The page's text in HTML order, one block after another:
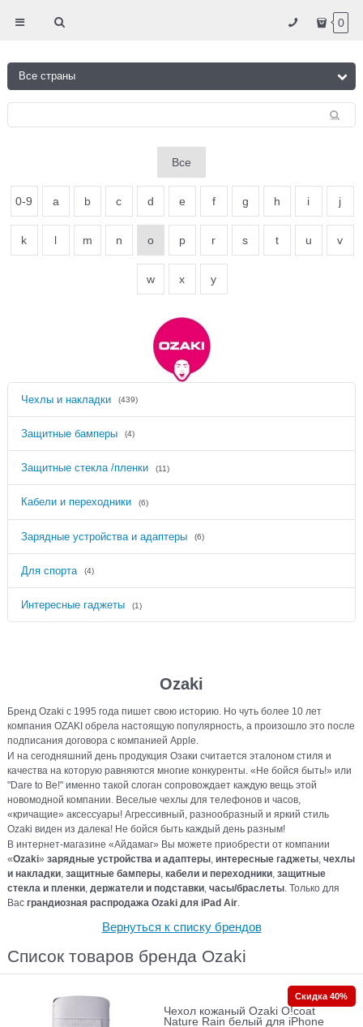
0
Все
0-9 a b c d e f g h i j
k l m n o p r s t u v
w x y
Чехлы и накладки (439)
Защитные бамперы (4)
Защитные стекла /пленки (11)
Кабели и переходники (6)
Зарядные устройства и адаптеры (6)
Для спорта (4)
Интересные гаджеты (1)
Ozaki
Бренд Ozaki с 1995 года пишет свою историю. Но чуть более 10 лет
компания OZAKI обрела настоящую популярность, а произошло это после
подписания договора с компанией Apple.
И на сегодняшний день продукция Озаки считается эталоном стиля и
качества на которую равняются многие конкуренты. «Не бойся быть!» или
"Dare to Be!" именно такой слоган сопровождает каждую вещь этой
новомодной компании. Веселые чехлы для телефонов и часов,
«кричащие» аксессуары! Агрессивный, разнообразный и яркий стиль
Ozaki виден из далека! Не бойся быть каждый день разным!
В интернет-магазине «Айдамаг» Вы можете приобрести от компании
«Ozaki»зарядные устройства и адаптеры ,интересные гаджеты ,чехлы
и накладки ,защитные бамперы ,кабели и переходники ,защитные
стекла и пленки ,держатели и подставки ,часы/браслеты . Только для
Васграндиозная распродажа Ozaki дляiPadAir
Вернуться к списку брендов
Список товаров бренда Ozaki
Чехол кожаный Ozaki O!coat
Nature Rain белый для iPhone
Скидка 40%